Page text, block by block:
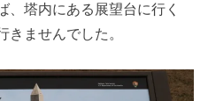
、塔内にある展望台に行く
きませんでした。